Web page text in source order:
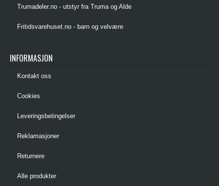
Trumadeler.no - utstyr fra Truma og Alde
Fritidsvarehuset.no - barn og velvære
INFORMASJON
Kontakt oss
Cookies
Leveringsbetingelser
Reklamasjoner
Returnere
Alle produkter